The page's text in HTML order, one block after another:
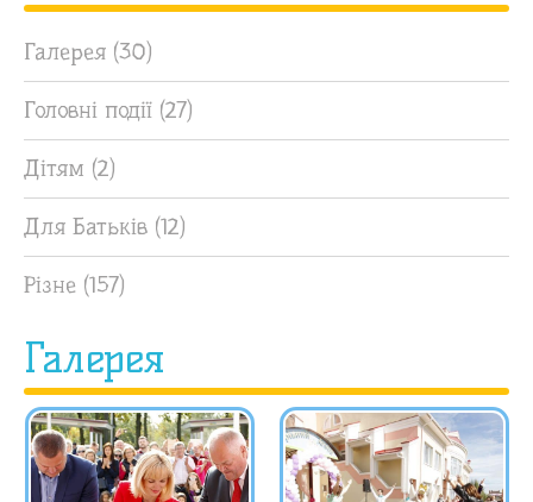
Галерея (30)
Головні події (27)
Дітям (2)
Для Батьків (12)
Різне (157)
Галерея